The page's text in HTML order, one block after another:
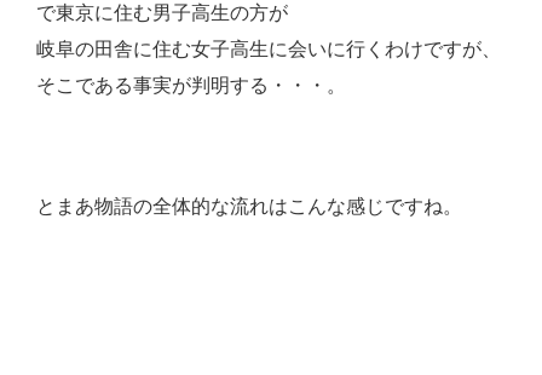
で東京に住む男子高生の方が
岐阜の田舎に住む女子高生に会いに行くわけですが、
そこである事実が判明する・・・。
とまあ物語の全体的な流れはこんな感じですね。